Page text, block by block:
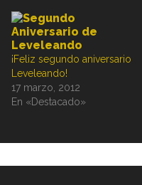
¡Feliz segundo aniversario
Leveleando!
17 marzo, 2012
En «Destacado»